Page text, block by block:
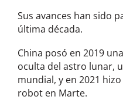
Sus avances han sido
última década.
China posó en 2019
oculta del astro lunar,
mundial, y en 2021
robot en Marte.